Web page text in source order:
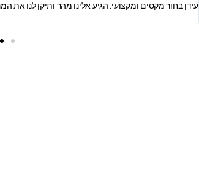
עידן בחור מקסים ומקצועי. הגיע אלינו מהר ותיקן לנו את